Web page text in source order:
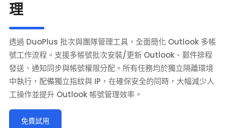
理
透過 DuoPlus 批次與團隊管理工具，全面簡化 Outlook 多帳
號工作流程。支援多帳號批次安裝/更新 Outlook、郵件排程
發送、通知同步與帳號權限分配。所有任務均於獨立隔離環境
中執行，配備獨立指紋與 IP，在確保安全的同時，大幅減少人
工操作並提升 Outlook 帳號管理效率。
免費試用